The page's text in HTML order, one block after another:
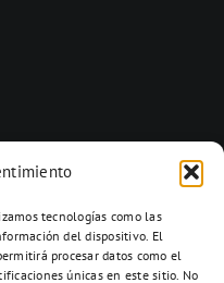
tecnologías como las
del dispositivo. El
procesar datos como el
únicas en este sitio. No